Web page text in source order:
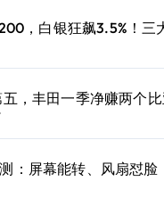
，白银狂飙3.5%！三
五，丰田一季净赚两个
：屏幕能转、风扇怼脸